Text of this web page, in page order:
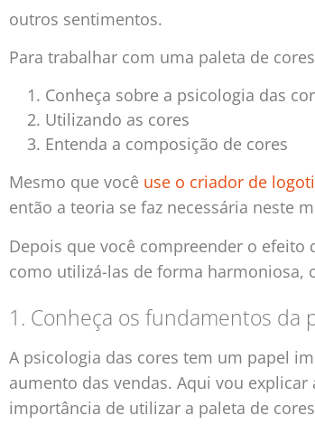
outros sentimentos.
Para trabalhar com uma paleta de
Conheça sobre a psicologia das
Utilizando as cores
Entenda a composição de cores
Mesmo que você use o criador de
então a teoria se faz necessária neste
Depois que você compreender o efeito
como utilizá-las de forma harmoniosa,
1. Conheça os fundamentos da
A psicologia das cores tem um papel
aumento das vendas. Aqui vou
importância de utilizar a paleta de